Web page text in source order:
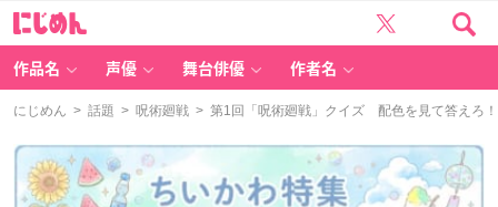
作品名 声優 舞台俳優 作者名
にじめん > 話題 > 呪術廻戦 > 第1回「呪術廻戦」クイズ 配色を見て答えろ